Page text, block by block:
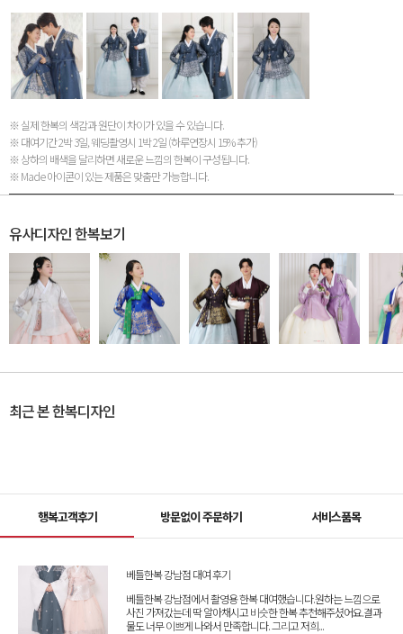
※ 실제 한복의 색감과 원단이 차이가 있을 수 있습니다.
※ 대여기간 2박 3일, 웨딩촬영시 1박 2일 (하루연장시 15% 추가)
※ 상하의 배색을 달리하면 새로운 느낌의 한복이 구성됩니다.
※ Made 아이콘이 있는 제품은 맞춤만 가능합니다.
유사디자인 한복보기
최근 본 한복디자인
행복고객후기 방문없이 주문하기 서비스품목
베틀한복 강남점 대여 후기
베틀한복 강남점에서 촬영용 한복 대여했습니다.원하는 느낌으로
사진 가져갔는데 딱 알아채시고 비슷한 한복 추천해주셨어요.결과
물도 너무 이쁘게 나와서 만족합니다. 그리고 저희...